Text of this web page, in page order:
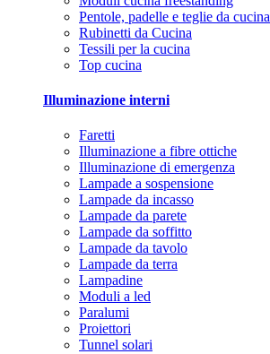
Pentole, padelle e teglie da cucina
Rubinetti da Cucina
Tessili per la cucina
Top cucina
Illuminazione interni
Faretti
Illuminazione a fibre ottiche
Illuminazione di emergenza
Lampade a sospensione
Lampade da incasso
Lampade da parete
Lampade da soffitto
Lampade da tavolo
Lampade da terra
Lampadine
Moduli a led
Paralumi
Proiettori
Tunnel solari